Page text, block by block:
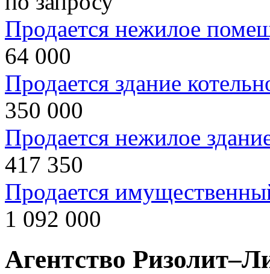
Продается нежилое
64 000
Продается здание
350 000
Продается нежилое
417 350
Продается
1 092 000
Агентство